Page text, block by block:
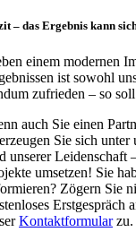
– das Ergebnis kann
einem modernen
ist sowohl
zufrieden – so
auch Sie einen
Sie sich unter
unserer Leidenschaft
umsetzen! Sie
Zögern Sie
Erstgespräch
Kontaktformularzu.